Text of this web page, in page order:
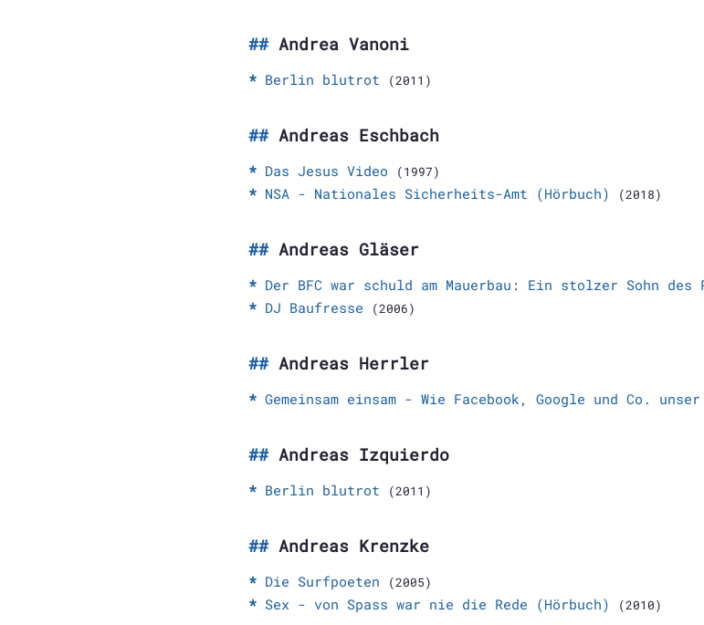
Andrea Vanoni
Berlin blutrot (2011)
Andreas Eschbach
Das Jesus Video (1997)
NSA - Nationales Sicherheits-Amt (Hörbuch) (2018)
Andreas Gläser
Der BFC war schuld am Mauerbau: Ein stolzer Sohn
DJ Baufresse (2006)
Andreas Herrler
Gemeinsam einsam - Wie Facebook, Google und Co.
Andreas Izquierdo
Berlin blutrot (2011)
Andreas Krenzke
Die Surfpoeten (2005)
Sex - von Spass war nie die Rede (Hörbuch) (2010)